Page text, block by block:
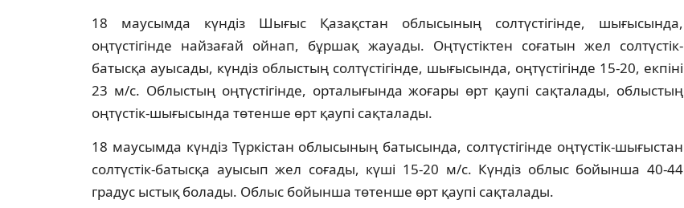
18 маусымда күндіз Шығыс Қазақстан облысының солтүстігінде, шығысында,
оңтүстігінде найзағай ойнап, бұршақ жауады. Оңтүстіктен соғатын жел солтүстік-
батысқа ауысады, күндіз облыстың солтүстігінде, шығысында, оңтүстігінде 15-20, екпіні
23 м/с. Облыстың оңтүстігінде, орталығында жоғары өрт қаупі сақталады, облыстың
оңтүстік-шығысында төтенше өрт қаупі сақталады.
18 маусымда күндіз Түркістан облысының батысында, солтүстігінде оңтүстік-шығыстан
солтүстік-батысқа ауысып жел соғады, күші 15-20 м/с. Күндіз облыс бойынша 40-44
градус ыстық болады. Облыс бойынша төтенше өрт қаупі сақталады.